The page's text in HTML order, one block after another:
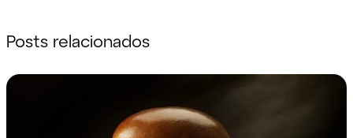
Posts relacionados